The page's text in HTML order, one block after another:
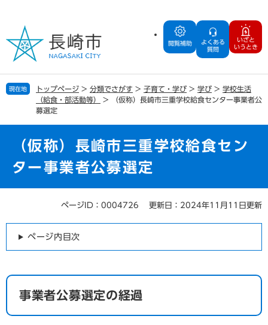
の
で
す
ー
ば
し
閲覧補助
よくある
質問
いざと
いうとき
現在地 トップページ > 分類でさがす > 子育て・学び > 学び > 学校生活
（給食・部活動等）
>
（仮称）長崎市三重学校給食センター事業者公
募選定
（仮称）長崎市三重学校給食セン
ター事業者公募選定
ページID：0004726 更新日：2024年11月11日更新
ページ内目次
事業者公募選定の経過